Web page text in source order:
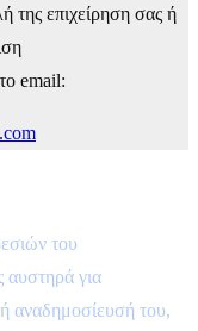
της επιχείρηση σας ή
email:
του
αυστηρά για
αναδημοσίευσή του,